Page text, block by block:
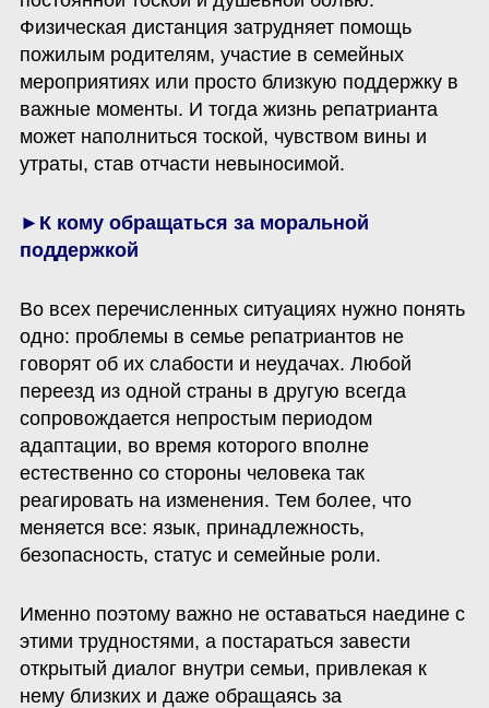
Физическая дистанция затрудняет помощь
пожилым родителям, участие в семейных
мероприятиях или просто близкую поддержку в
важные моменты. И тогда жизнь репатрианта
может наполниться тоской, чувством вины и
утраты, став отчасти невыносимой.
►К кому обращаться за моральной
поддержкой
Во всех перечисленных ситуациях нужно понять
одно: проблемы в семье репатриантов не
говорят об их слабости и неудачах. Любой
переезд из одной страны в другую всегда
сопровождается непростым периодом
адаптации, во время которого вполне
естественно со стороны человека так
реагировать на изменения. Тем более, что
меняется все: язык, принадлежность,
безопасность, статус и семейные роли.
Именно поэтому важно не оставаться наедине с
этими трудностями, а постараться завести
открытый диалог внутри семьи, привлекая к
нему близких и даже обращаясь за